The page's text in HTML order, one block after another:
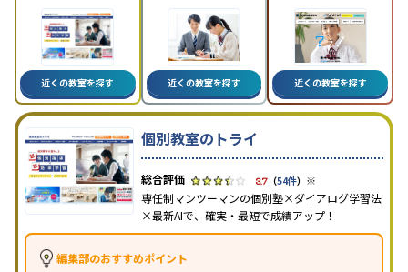
近くの教室を探す 近くの教室を探す 近くの教室を探す
個別教室のトライ
3.7 （54件） ※
専任制マンツーマンの個別塾×ダイアログ学習法
×最新AIで、確実・最短で成績アップ！
編集部のおすすめポイント